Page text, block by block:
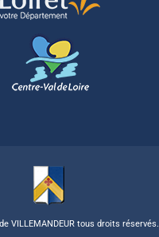
VILLEMANDEUR tous droits réservés.